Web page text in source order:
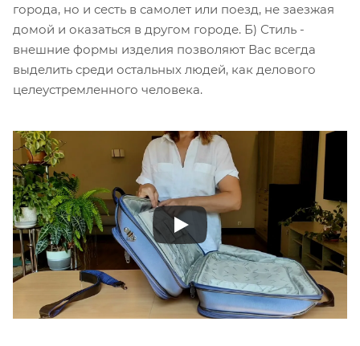
города, но и сесть в самолет или поезд, не заезжая
домой и оказаться в другом городе. Б) Стиль -
внешние формы изделия позволяют Вас всегда
выделить среди остальных людей, как делового
целеустремленного человека.